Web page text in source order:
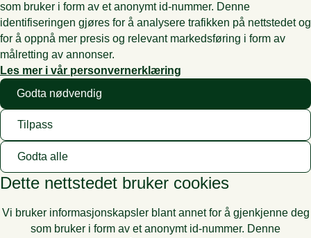
som bruker i form av et anonymt id-nummer. Denne
identifiseringen gjøres for å analysere trafikken på nettstedet og
for å oppnå mer presis og relevant markedsføring i form av
målretting av annonser.
Les mer i vår personvernerklæring
Godta nødvendig
Tilpass
Godta alle
Dette nettstedet bruker cookies
Vi bruker informasjonskapsler blant annet for å gjenkjenne deg
som bruker i form av et anonymt id-nummer. Denne